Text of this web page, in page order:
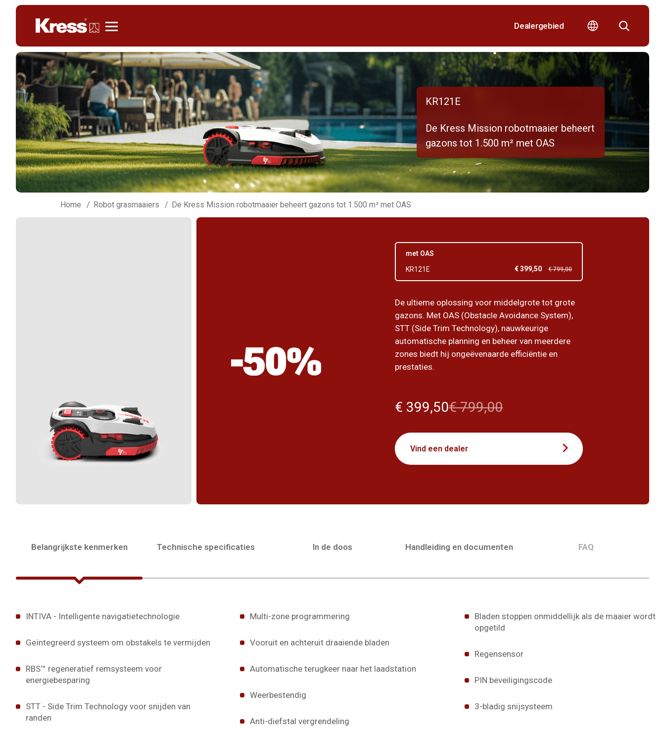
Dealergebied
KR121E
De Kress Mission robotmaaier beheert
gazons tot 1.500 m² met OAS
Home Robot grasmaaiers De Kress Mission robotmaaier beheert gazons tot 1.500 m² met OAS
met OAS
KR121E
€ 399,50 € 799,00
De ultieme oplossing voor middelgrote tot grote
gazons. Met OAS (Obstacle Avoidance System),
STT (Side Trim Technology), nauwkeurige
automatische planning en beheer van meerdere
zones biedt hij ongeëvenaarde efficiëntie en
prestaties.
€ 399,50€ 799,00
Vind een dealer
Belangrijkste kenmerken Technische specificaties In de doos Handleiding en documenten FAQ
INTIVA - Intelligente navigatietechnologie
Geïntegreerd systeem om obstakels te vermijden
RBS™ regeneratief remsysteem voor
energiebesparing
STT - Side Trim Technology voor snijden van
randen
Multi-zone programmering
Vooruit en achteruit draaiende bladen
Automatische terugkeer naar het laadstation
Weerbestendig
Anti-diefstal vergrendeling
Bladen stoppen onmiddellijk als de maaier wordt
opgetild
Regensensor
PIN beveiligingscode
3-bladig snijsysteem